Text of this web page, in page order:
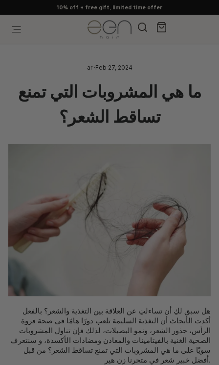
to
content
10% off + free gift, limited time offer
Search
ar·Feb 27, 2024
ما هي المشروبات التي تمنع
تساقط الشعر؟
هل سبق لكِ أن تساءلتِ عن العلاقة بين التغذية والشعر؟ بالفعل
أكدت الأبحاث أن التغذية السليمة تلعب دورًا هامًا في صحة فروة
الرأس، جذور الشعر، ونمو البصيلات، لذلك فإن تناول المشروبات
الصحية الغنية بالفيتامينات والمعادن ومضادات الأكسدة، و سنتعرف
سويًا على ما هي المشروبات التي تمنع تساقط الشعر؟ من قبل
أفضل خبير شعر في متجرنا زن هير.